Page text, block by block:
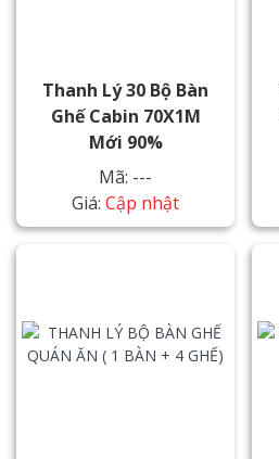
Thanh Lý 30 Bộ Bàn
Ghế Cabin 70X1M
Mới 90%
Mã: ---
Giá: Cập nhật